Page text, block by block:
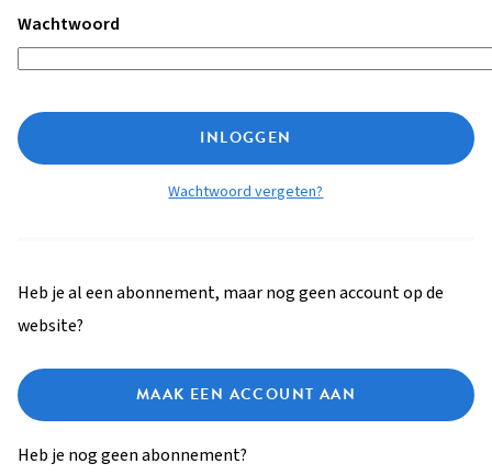
Wachtwoord
INLOGGEN
Wachtwoord vergeten?
Heb je al een abonnement, maar nog geen account op de
website?
MAAK EEN ACCOUNT AAN
Heb je nog geen abonnement?